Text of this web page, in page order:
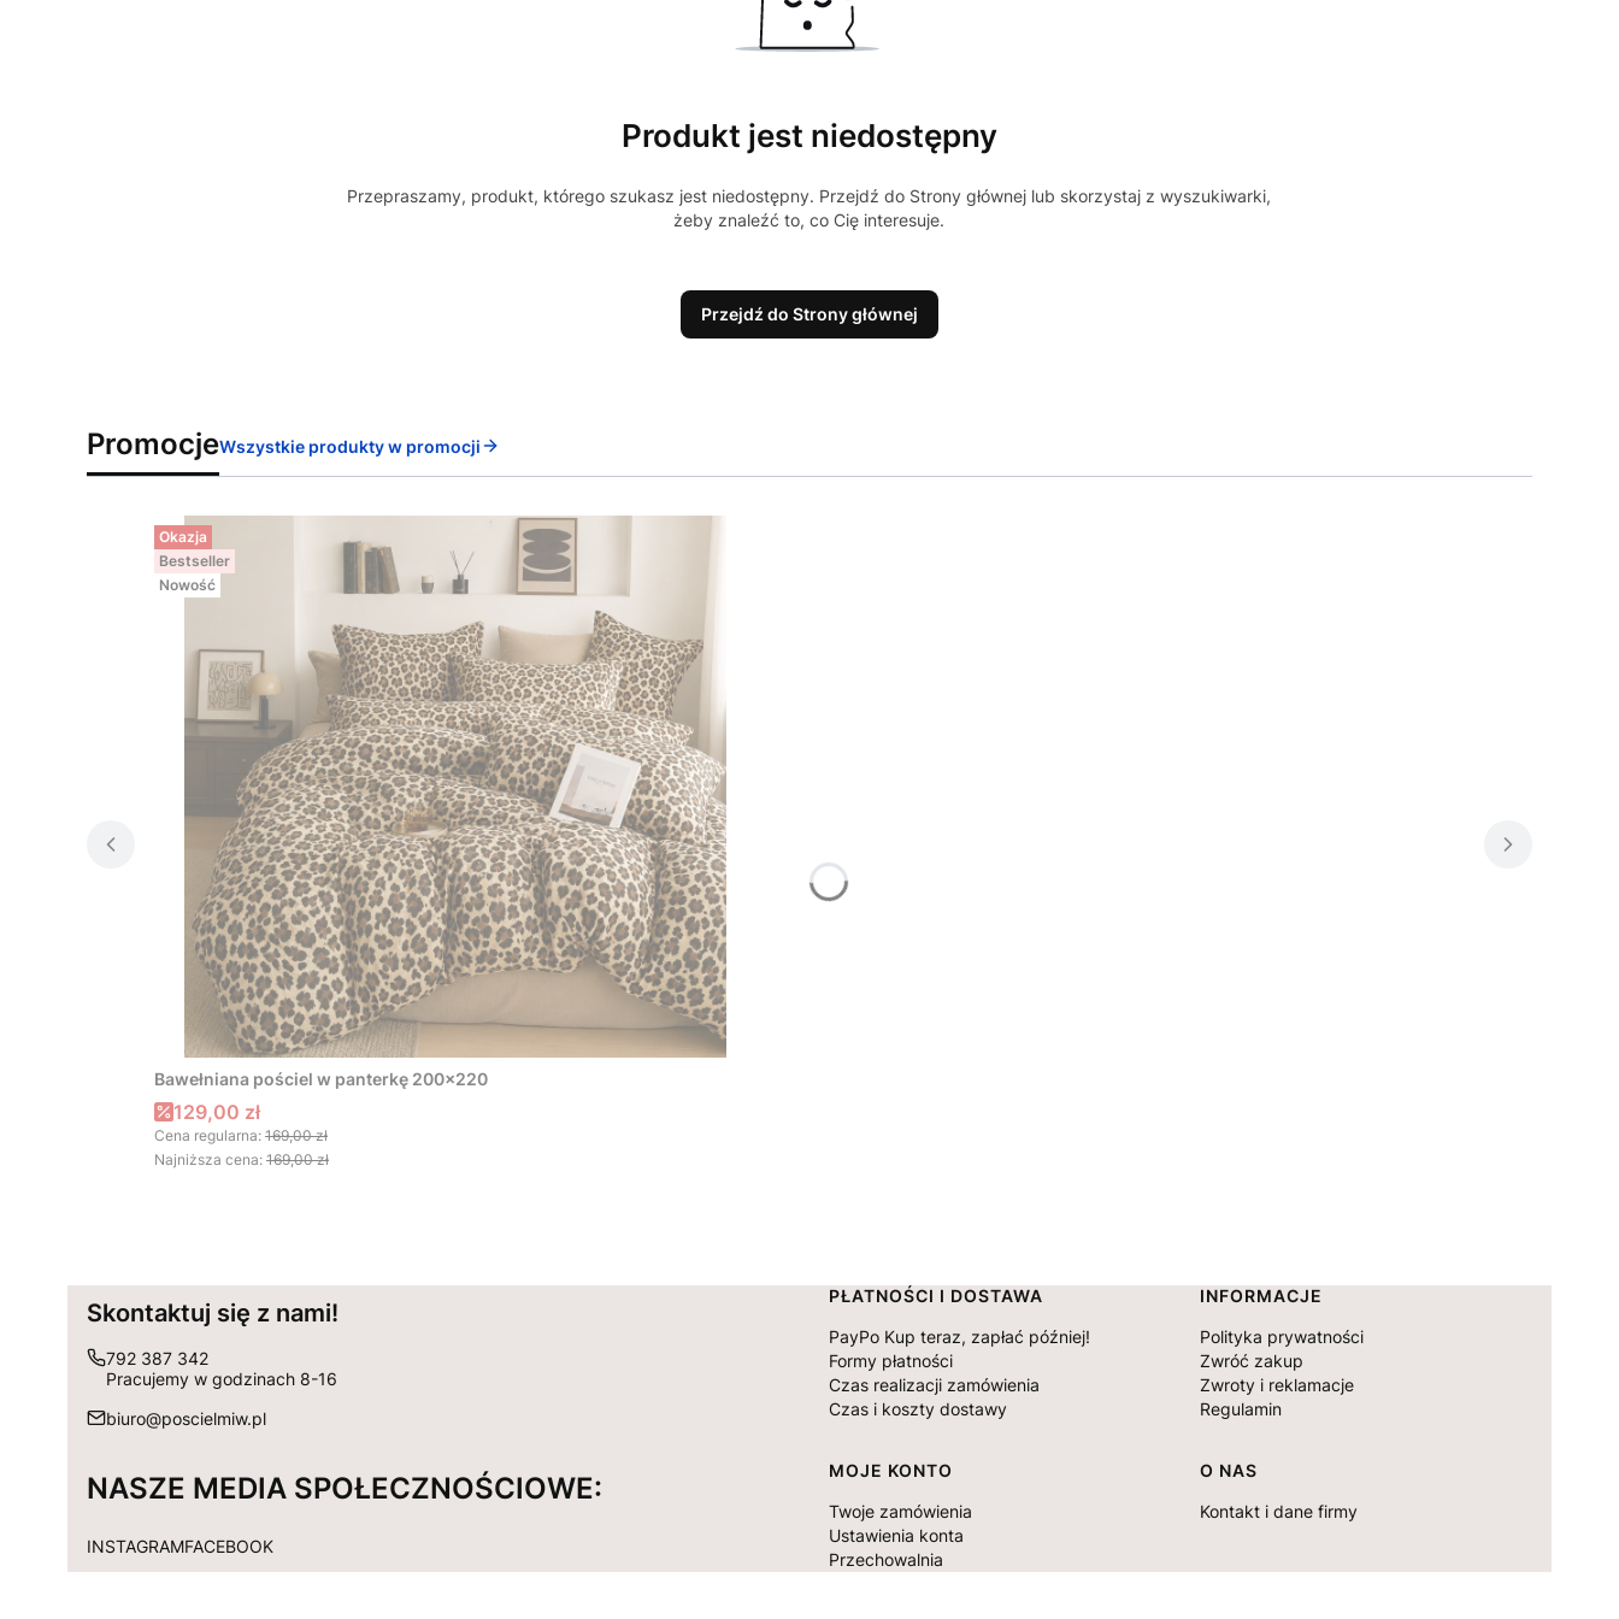
Produkt jest niedostępny
Przepraszamy, produkt, którego szukasz jest niedostępny. Przejdź do Strony głównej lub skorzystaj z wyszukiwarki,
żeby znaleźć to, co Cię interesuje.
Przejdź do Strony głównej
PromocjeWszystkie produkty w promocji
Okazja
Bestseller
Nowość
Bawełniana pościel w panterkę 200x220
Cena promocyjna
129,00 zł
Cena regularna: 169,00 zł
Najniższa cena: 169,00 zł
Skontaktuj się z nami!
792 387 342
Pracujemy w godzinach 8-16
biuro@poscielmiw.pl
NASZE MEDIA SPOŁECZNOŚCIOWE:
INSTAGRAMFACEBOOK
Linki w stopce
PŁATNOŚCI I DOSTAWA
PayPo Kup teraz, zapłać później!
Formy płatności
Czas realizacji zamówienia
Czas i koszty dostawy
INFORMACJE
Polityka prywatności
Zwróć zakup
Zwroty i reklamacje
Regulamin
MOJE KONTO
Twoje zamówienia
Ustawienia konta
Przechowalnia
O NAS
Kontakt i dane firmy